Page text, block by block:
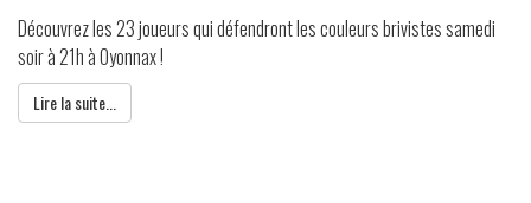
Découvrez les 23 joueurs qui défendront les couleurs brivistes samedi
soir à 21h à Oyonnax !
Lire la suite...